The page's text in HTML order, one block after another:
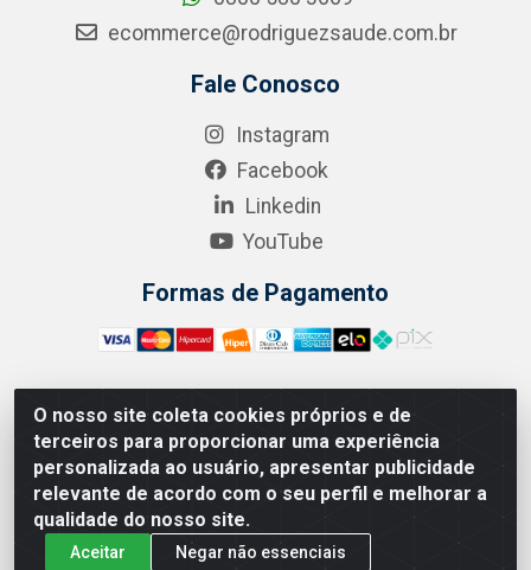
O nosso site coleta cookies próprios e de
terceiros para proporcionar uma experiência
personalizada ao usuário, apresentar publicidade
relevante de acordo com o seu perfil e melhorar a
qualidade do nosso site.
Aceitar Negar não essenciais
ecommerce@rodriguezsaude.com.br
Fale Conosco
Instagram
Facebook
Linkedin
YouTube
Formas de Pagamento
A.R. RODRIGUEZ SOLUÇÕES EM SAÚDE - Endereço Av.
Joaquim Nabuco, 2235 - Centro, Manaus - AM, CEP
69020-031 - CNPJ 04.562.591/0001-41